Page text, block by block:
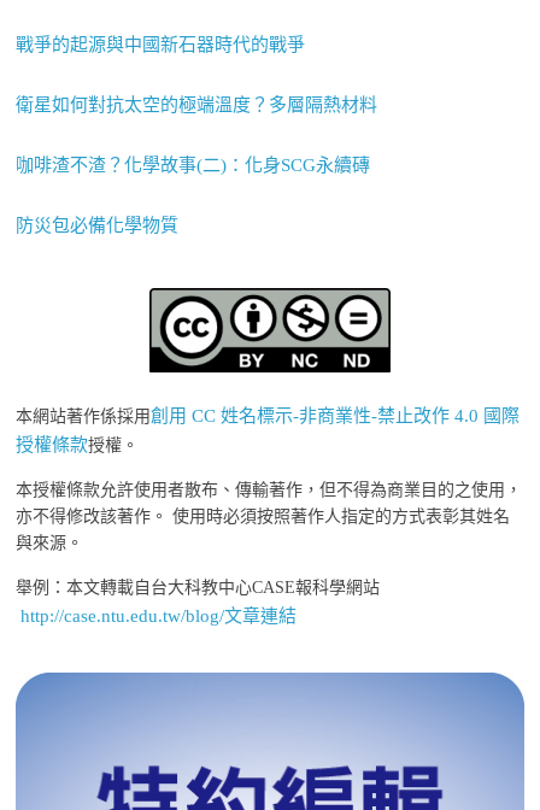
戰爭的起源與中國新石器時代的戰爭
衛星如何對抗太空的極端溫度？多層隔熱材料
咖啡渣不渣？化學故事(二)：化身SCG永續磚
防災包必備化學物質
本網站著作係採用創用 CC 姓名標示-非商業性-禁止改作 4.0 國際
授權條款授權。
本授權條款允許使用者散布、傳輸著作，但不得為商業目的之使用，
亦不得修改該著作。 使用時必須按照著作人指定的方式表彰其姓名
與來源。
舉例：本文轉載自台大科教中心CASE報科學網站
http://case.ntu.edu.tw/blog/文章連結